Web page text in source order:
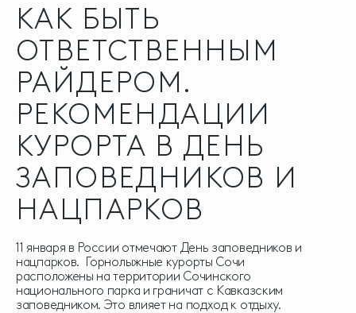
КАК БЫТЬ
ОТВЕТСТВЕННЫМ
РАЙДЕРОМ.
РЕКОМЕНДАЦИИ
КУРОРТА В ДЕНЬ
ЗАПОВЕДНИКОВ И
НАЦПАРКОВ
11 января в России отмечают День заповедников и
нацпарков. Горнолыжные курорты Сочи
расположены на территории Сочинского
национального парка и граничат с Кавказским
заповедником. Это влияет на подход к отдыху.